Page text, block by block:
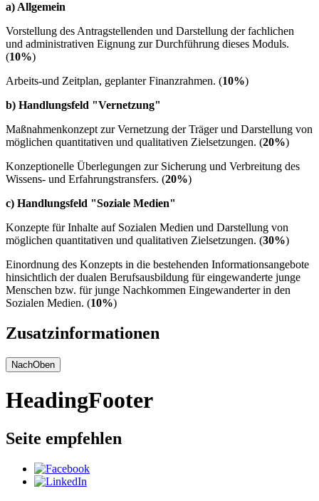
a) Allgemein
Vorstellung des Antragstellenden und Darstellung der fachlichen
und administrativen Eignung zur Durchführung dieses Moduls.
(10%)
Arbeits-und Zeitplan, geplanter Finanzrahmen. (10%)
b) Handlungsfeld "Vernetzung"
Maßnahmenkonzept zur Vernetzung der Träger und Darstellung von
möglichen quantitativen und qualitativen Zielsetzungen. (20%)
Konzeptionelle Überlegungen zur Sicherung und Verbreitung des
Wissens- und Erfahrungstransfers. (20%)
c) Handlungsfeld "Soziale Medien"
Konzepte für Inhalte auf Sozialen Medien und Darstellung von
möglichen quantitativen und qualitativen Zielsetzungen. (30%)
Einordnung des Konzepts in die bestehenden Informationsangebote
hinsichtlich der dualen Berufsausbildung für eingewanderte junge
Menschen bzw. für junge Nachkommen Eingewanderter in den
Sozialen Medien. (10%)
Zusatzinformationen
NachOben
HeadingFooter
Seite empfehlen